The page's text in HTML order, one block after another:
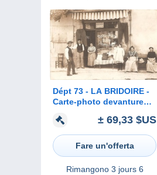
Dépt 73 - LA BRIDOIRE -
Carte-photo devanture
NOUVEAUTÉS Françoise
et Francis PARET -
(famille PARET-PEINTRE)
± 69,33 $US
Fare un'offerta
Rimangono 3 jours 6